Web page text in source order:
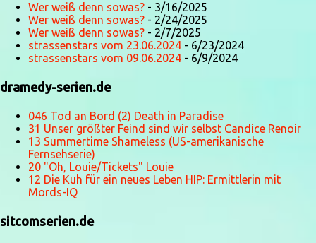
Wer weiß denn sowas? - 3/16/2025
Wer weiß denn sowas? - 2/24/2025
Wer weiß denn sowas? - 2/7/2025
strassenstars vom 23.06.2024 - 6/23/2024
strassenstars vom 09.06.2024 - 6/9/2024
dramedy-serien.de
046 Tod an Bord (2) Death in Paradise
31 Unser größter Feind sind wir selbst Candice Renoir
13 Summertime Shameless (US-amerikanische
Fernsehserie)
20 "Oh, Louie/Tickets" Louie
12 Die Kuh für ein neues Leben HIP: Ermittlerin mit
Mords-IQ
sitcomserien.de